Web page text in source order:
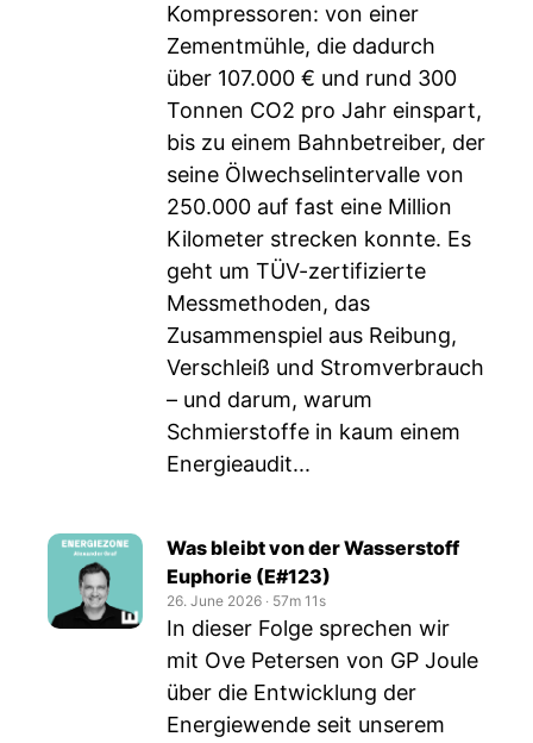
Kompressoren: von einer
Zementmühle, die dadurch
über 107.000 € und rund 300
Tonnen CO2 pro Jahr einspart,
bis zu einem Bahnbetreiber, der
seine Ölwechselintervalle von
250.000 auf fast eine Million
Kilometer strecken konnte. Es
geht um TÜV-zertifizierte
Messmethoden, das
Zusammenspiel aus Reibung,
Verschleiß und Stromverbrauch
– und darum, warum
Schmierstoffe in kaum einem
Energieaudit...
Was bleibt von der Wasserstoff
Euphorie (E#123)
26. June 2026 ‧ 57m 11s
In dieser Folge sprechen wir
mit Ove Petersen von GP Joule
über die Entwicklung der
Energiewende seit unserem